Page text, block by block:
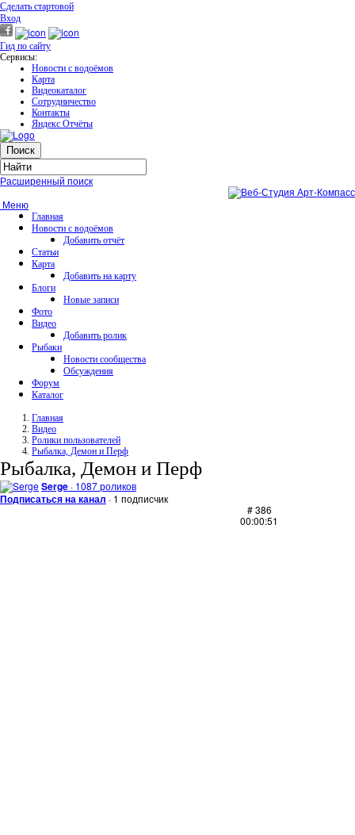
Сделать стартовой
Вход
Гид по сайту
Сервисы:
Новости с водоёмов
Карта
Видеокаталог
Сотрудничество
Контакты
Яндекс Отчёты
Расширенный поиск
Меню
Главная
Новости с водоёмов
Добавить отчёт
Статьи
Карта
Добавить на карту
Блоги
Новые записи
Фото
Видео
Добавить ролик
Рыбаки
Новости сообщества
Обсуждения
Форум
Каталог
Главная
Видео
Ролики пользователей
Рыбалка, Демон и Перф
Рыбалка, Демон и Перф
Serge · 1087 роликов
Подписаться на канал · 1 подписчик
# 386
00:00:51